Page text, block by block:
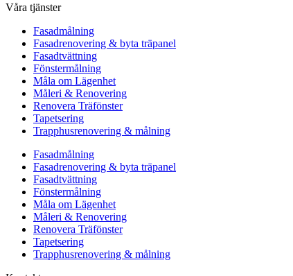
Våra tjänster
Fasadmålning
Fasadrenovering & byta träpanel
Fasadtvättning
Fönstermålning
Måla om Lägenhet
Måleri & Renovering
Renovera Träfönster
Tapetsering
Trapphusrenovering & målning
Fasadmålning
Fasadrenovering & byta träpanel
Fasadtvättning
Fönstermålning
Måla om Lägenhet
Måleri & Renovering
Renovera Träfönster
Tapetsering
Trapphusrenovering & målning